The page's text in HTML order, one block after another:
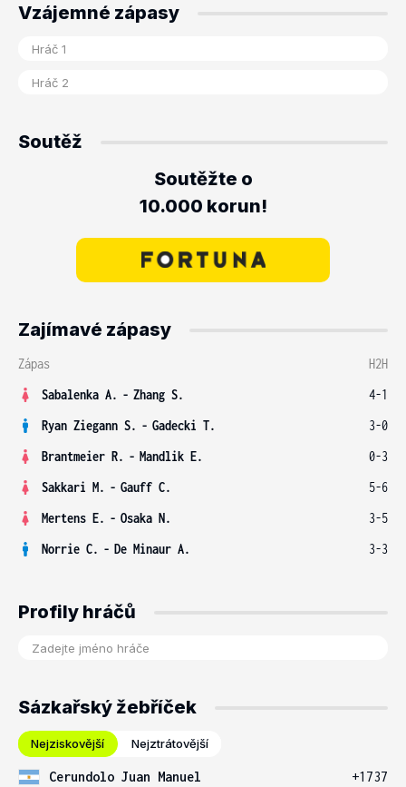
Vzájemné zápasy
Soutěž
Soutěžte o
10.000 korun!
Zajímavé zápasy
Zápas
H2H
Sabalenka A. - Zhang S.
4-1
Ryan Ziegann S. - Gadecki T.
3-0
Brantmeier R. - Mandlik E.
0-3
Sakkari M. - Gauff C.
5-6
Mertens E. - Osaka N.
3-5
Norrie C. - De Minaur A. 3-3
Profily hráčů
Sázkařský žebříček
Nejziskovější Nejztrátovější
Cerundolo Juan Manuel
+1737